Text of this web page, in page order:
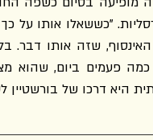
היא דרכו של בורשטיין